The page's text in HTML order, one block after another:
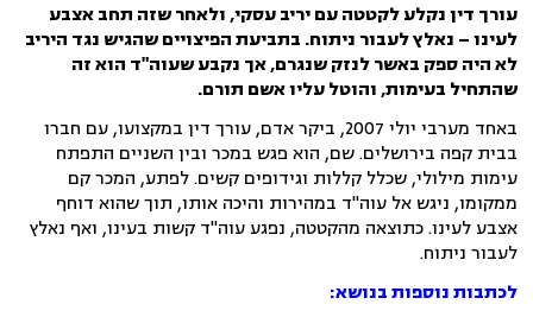
עורך דין נקלע לקטטה עם יריב עסקי, ולאחרשזה תחב אצבע
לעינו – נאלץ לעבור ניתוח. בתביעת הפיצויים שהגיש נגד היריב
לא היה ספק באשר לנזק שנגרם, אך נקבע שעוה"ד הוא זה
שהתחיל בעימות, והוטל עליו אשם תורם.
באחד מערבי יולי 2007, ביקר אדם, עורך דין במקצועו, עם חברו
בבית קפה בירושלים. שם, הוא פגש במכר ובין השניים התפתח
עימות מילולי, שכלל קללות וגידופים קשים. לפתע, המכר קם
ממקומו, ניגש אל עוה"ד במהירות והיכה אותו, תוך שהוא דוחף
אצבע לעינו. כתוצאה מהקטטה, נפגע עוה"ד קשות בעינו, ואף נאלץ
לעבור ניתוח.
לכתבות נוספות בנושא: